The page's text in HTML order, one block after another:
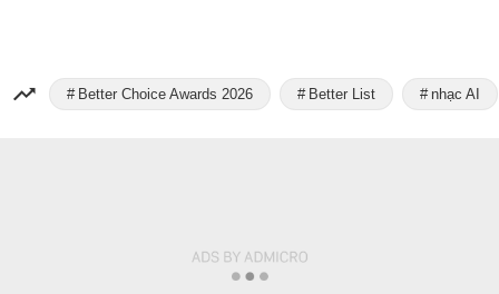
Better Choice Awards 2026 Better List nhạc AI